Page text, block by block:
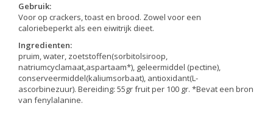
Gebruik:
Voor op crackers, toast en brood. Zowel voor een
caloriebeperkt als een eiwitrijk dieet.
Ingredienten:
pruim, water, zoetstoffen(sorbitolsiroop,
natriumcyclamaat,aspartaam*), geleermiddel (pectine),
conserveermiddel(kaliumsorbaat), antioxidant(L-
ascorbinezuur). Bereiding: 55gr fruit per 100 gr. *Bevat een bron
van fenylalanine.